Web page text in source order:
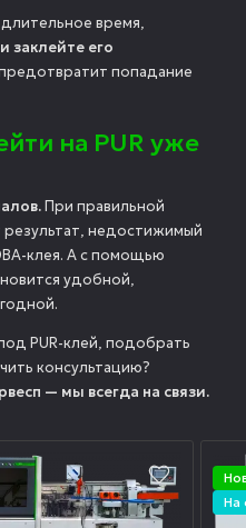
время,
заклейте его
попадание
на PUR уже
При правильной
результат, недостижимый
клея. А с помощью
удобной,
PUR-клей, подобрать
консультацию?
— мы всегда на связи.
На